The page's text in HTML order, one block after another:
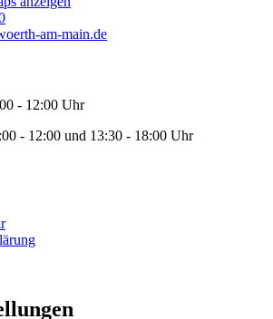
am-main.de
- 12:00 Uhr
und 13:30 - 18:00 Uhr